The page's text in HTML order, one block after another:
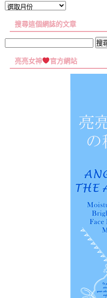
文
彙
搜尋這個網誌的文章
關
亮亮女神 官方網站